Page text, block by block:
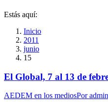
Estás aquí:
Inicio
2011
junio
15
El Global, 7 al 13 de
AEDEM en los mediosPor